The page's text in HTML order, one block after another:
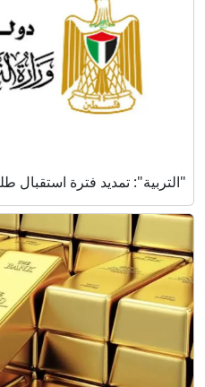
"التربية": تمديد فترة استقبال